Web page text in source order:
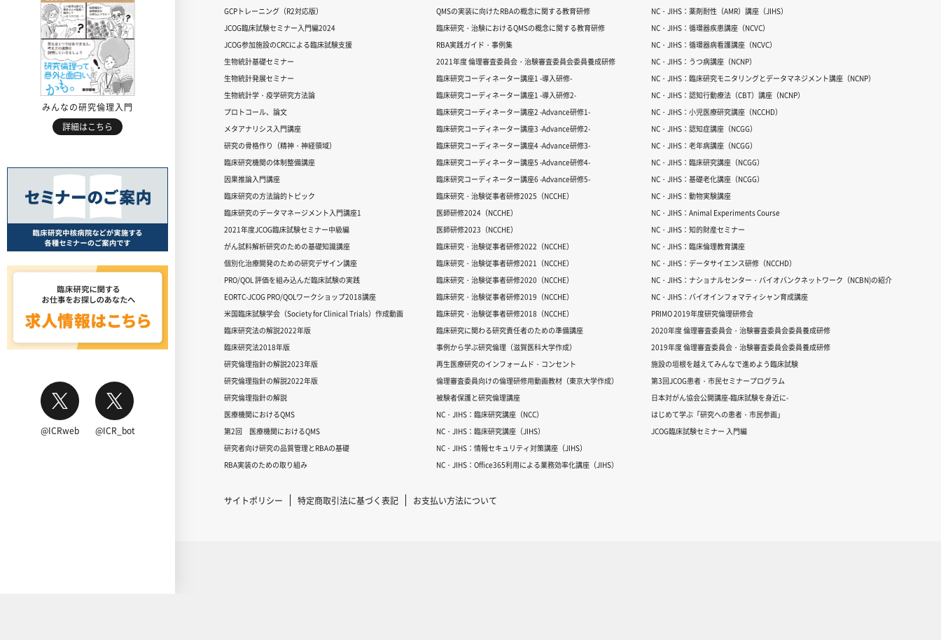
みんなの研究倫理入門
詳細はこちら
@ICRweb @ICR_bot
GCPトレーニング（R2対応版）
JCOG臨床試験セミナー入門編2024
JCOG参加施設のCRCによる臨床試験支援
生物統計基礎セミナー
生物統計発展セミナー
生物統計学・疫学研究方法論
プロトコール、論文
メタアナリシス入門講座
研究の骨格作り（精神・神経領域）
臨床研究機関の体制整備講座
因果推論入門講座
臨床研究の方法論的トピック
臨床研究のデータマネージメント入門講座1
2021年度JCOG臨床試験セミナー中級編
がん試料解析研究のための基礎知識講座
個別化治療開発のための研究デザイン講座
PRO/QOL 評価を組み込んだ臨床試験の実践
EORTC-JCOG PRO/QOLワークショップ2018講座
米国臨床試験学会（Society for Clinical Trials）作成動画
臨床研究法の解説2022年版
臨床研究法2018年版
研究倫理指針の解説2023年版
研究倫理指針の解説2022年版
研究倫理指針の解説
医療機関におけるQMS
第2回 医療機関におけるQMS
研究者向け研究の品質管理とRBAの基礎
RBA実装のための取り組み
QMSの実装に向けたRBAの概念に関する教育研修
臨床研究・治験におけるQMSの概念に関する教育研修
RBA実践ガイド・事例集
2021年度 倫理審査委員会・治験審査委員会委員養成研修
臨床研究コーディネーター講座1 -導入研修-
臨床研究コーディネーター講座1 -導入研修2-
臨床研究コーディネーター講座2 -Advance研修1-
臨床研究コーディネーター講座3 -Advance研修2-
臨床研究コーディネーター講座4 -Advance研修3-
臨床研究コーディネーター講座5 -Advance研修4-
臨床研究コーディネーター講座6 -Advance研修5-
臨床研究・治験従事者研修2025（NCCHE）
医師研修2024（NCCHE）
医師研修2023（NCCHE）
臨床研究・治験従事者研修2022（NCCHE）
臨床研究・治験従事者研修2021（NCCHE）
臨床研究・治験従事者研修2020（NCCHE）
臨床研究・治験従事者研修2019（NCCHE）
臨床研究・治験従事者研修2018（NCCHE）
臨床研究に関わる研究責任者のための準備講座
事例から学ぶ研究倫理（滋賀医科大学作成）
再生医療研究のインフォームド・コンセント
倫理審査委員向けの倫理研修用動画教材（東京大学作成）
被験者保護と研究倫理講座
NC・JIHS：臨床研究講座（NCC）
NC・JIHS：臨床研究講座（JIHS）
NC・JIHS：情報セキュリティ対策講座（JIHS）
NC・JIHS：Office365利用による業務効率化講座（JIHS）
NC・JIHS：薬剤耐性（AMR）講座（JIHS）
NC・JIHS：循環器疾患講座（NCVC）
NC・JIHS：循環器病看護講座（NCVC）
NC・JIHS：うつ病講座（NCNP）
NC・JIHS：臨床研究モニタリングとデータマネジメント講座（NCNP）
NC・JIHS：認知行動療法（CBT）講座（NCNP）
NC・JIHS：小児医療研究講座（NCCHD）
NC・JIHS：認知症講座（NCGG）
NC・JIHS：老年病講座（NCGG）
NC・JIHS：臨床研究講座（NCGG）
NC・JIHS：基礎老化講座（NCGG）
NC・JIHS：動物実験講座
NC・JIHS：Animal Experiments Course
NC・JIHS：知的財産セミナー
NC・JIHS：臨床倫理教育講座
NC・JIHS：データサイエンス研修（NCCHD）
NC・JIHS：ナショナルセンター・バイオバンクネットワーク（NCBN)の紹介
NC・JIHS：バイオインフォマティシャン育成講座
PRIMO 2019年度研究倫理研修会
2020年度 倫理審査委員会・治験審査委員会委員養成研修
2019年度 倫理審査委員会・治験審査委員会委員養成研修
施設の垣根を越えてみんなで進めよう臨床試験
第3回JCOG患者・市民セミナープログラム
日本対がん協会公開講座-臨床試験を身近に-
はじめて学ぶ「研究への患者・市民参画」
JCOG臨床試験セミナー 入門編
サイトポリシー 特定商取引法に基づく表記 お支払い方法について